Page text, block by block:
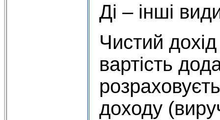
Ді – інші
Чистий
вартість
доходу